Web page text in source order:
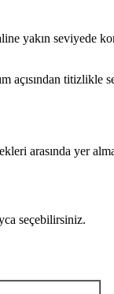
yakın seviyede
açısından titizlikle
arasında yer
seçebilirsiniz.